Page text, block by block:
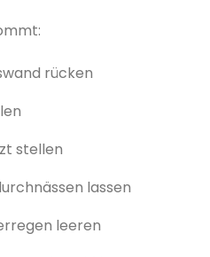
rücken
stellen
lassen
leeren